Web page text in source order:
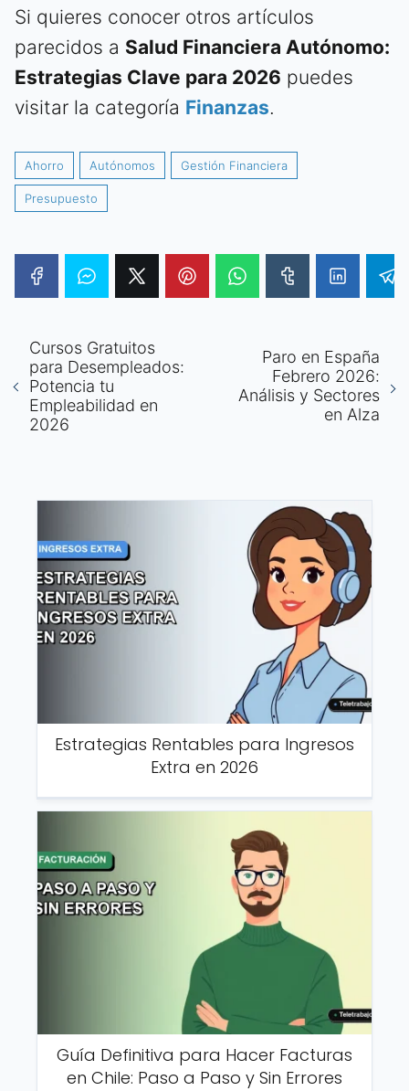
Si quieres conocer otros artículos
parecidos a Salud Financiera Autónomo:
Estrategias Clave para 2026 puedes
visitar la categoría Finanzas.
Ahorro Autónomos Gestión Financiera
Presupuesto
Cursos Gratuitos
para Desempleados:
Potencia tu
Empleabilidad en
2026
Paro en España
Febrero 2026:
Análisis y Sectores
en Alza
Estrategias Rentables para Ingresos
Extra en 2026
Guía Definitiva para Hacer Facturas
en Chile: Paso a Paso y Sin Errores